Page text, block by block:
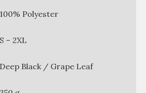
100% Polyester
S – 2XL
Deep Black / Grape Leaf